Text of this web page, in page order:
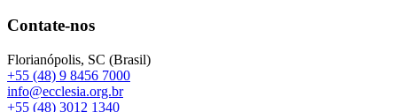
Contate-nos
Florianópolis, SC (Brasil)
+55 (48) 9 8456 7000
info@ecclesia.org.br
+55 (48) 3012 1340